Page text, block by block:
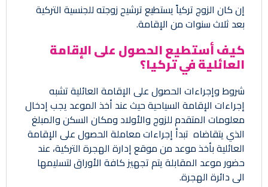
إن كان الزوج تركياً يستطيع ترشيح زوجته للجنسية التركية
بعد ثلاث سنوات من الإقامة.
كيف أستطيع الحصول على الإقامة
العائلية في تركيا؟
شروط وإجراءات الحصول على الإقامة العائلية تشبه
إجراءات الإقامة السياحية حيث عند أخذ الموعد يجب إدخال
معلومات المتقدم للزوج والأولاد ومكان السكن والمبلغ
الذي يتقاضاه تبدأ إجراءات معاملة الحصول على الإقامة
العائلية بأخذ موعد من موقع إدارة الهجرة التركية، عند
حضور موعد المقابلة يتم تجهيز كافة الأوراق لتسليمها
الى دائرة الهجرة.